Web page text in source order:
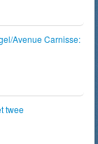
Avenue Carnisse:
twee